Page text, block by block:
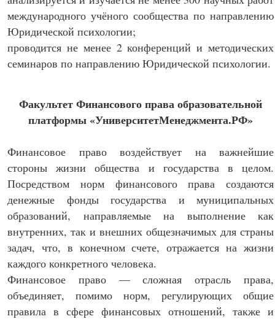
международного учёного сообщества по направлению
Юридической психологии;
проводится не менее 2 конференций и методических
семинаров по направлению Юридической психологии.
Факультет Финансового права образовательной
платформы «УниверситетМенеджмента.РФ»
Финансовое право воздействует на важнейшие
стороны жизни общества и государства в целом.
Посредством норм финансового права создаются
денежные фонды государства и муниципальных
образований, направляемые на выполнение как
внутренних, так и внешних общезначимых для страны
задач, что, в конечном счете, отражается на жизни
каждого конкретного человека.
Финансовое право — сложная отрасль права,
объединяет, помимо норм, регулирующих общие
правила в сфере финансовых отношений, также и